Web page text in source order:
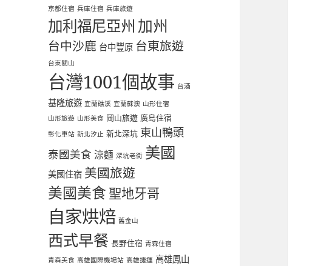
京都住宿 兵庫住宿 兵庫旅遊
加利福尼亞州 加州
台中沙鹿 台中豐原 台東旅遊
台東關山
台灣1001個故事 台酒
基隆旅遊 宜蘭礁溪 宜蘭蘇澳 山形住宿
山形旅遊 山形美食 岡山旅遊 廣島住宿
彰化車站 新北汐止 新北深坑 東山鴨頭
泰國美食 涼麵 深坑老街 美國
美國住宿 美國旅遊
美國美食 聖地牙哥
自家烘焙 舊金山
西式早餐 長野住宿 青森住宿
青森美食 高雄國際機場站 高雄捷運 高雄鳳山